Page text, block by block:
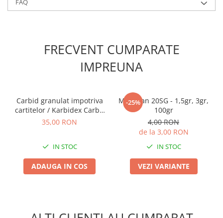
Fire motocoasa
Lama motofierastrau / drujba
Lant motofierastrau / drujba
Motocoasa
FAQ
FRECVENT CUMPARATE
IMPREUNA
Carbid granulat impotriva
cartitelor / Karbidex Carbit
pelete
35,00 RON
IN STOC
ADAUGA IN COS
-25%
Mospilan 20SG - 1,5gr, 3gr,
100gr
4,00 RON
de la 3,00 RON
IN STOC
VEZI VARIANTE